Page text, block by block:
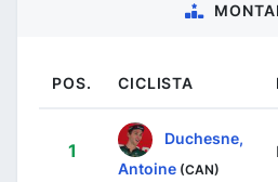
POS. CICLISTA
1
Duchesne,
Antoine (CAN)